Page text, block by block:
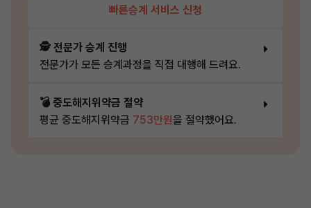
빠른승계 서비스 신청
🕵️ 전문가 승계 진행
전문가가 모든 승계과정을 직접 대행해 드려요.
💣 중도해지위약금 절약
평균 중도해지위약금 753만원을 절약했어요.